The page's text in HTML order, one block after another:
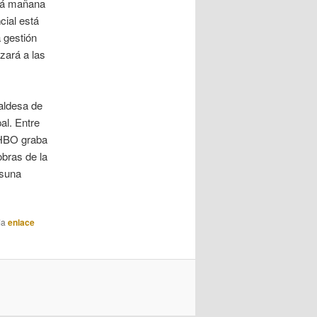
mañana
está
gestión
a las
de
Entre
graba
de la
enlace